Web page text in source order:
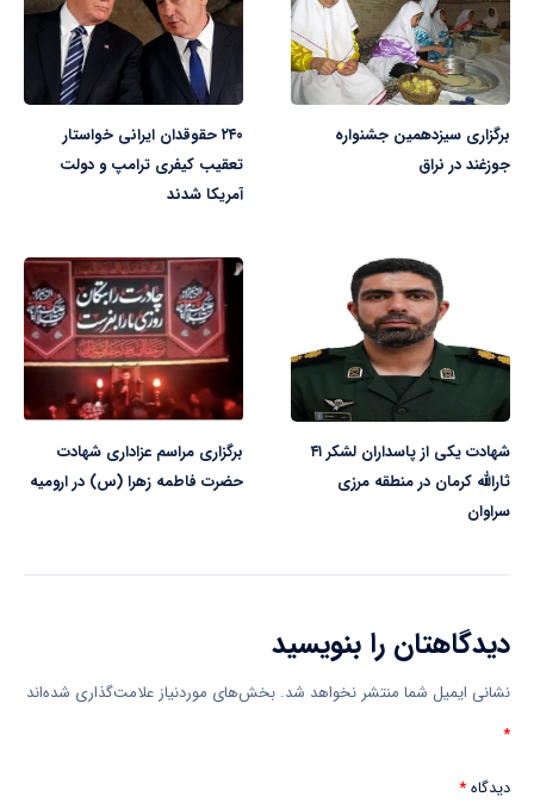
برگزاری سیزدهمین جشنواره
جوزغند در نراق
۲۴۰ حقوقدان ایرانی خواستار
تعقیب کیفری ترامپ و دولت
آمریکا شدند
شهادت یکی از پاسداران لشکر ۴۱
ثارالله کرمان در منطقه مرزی
سراوان
برگزاری مراسم عزاداری شهادت
حضرت فاطمه زهرا (س) در ارومیه
دیدگاهتان را بنویسید
نشانی ایمیل شما منتشر نخواهد شد. بخش‌های موردنیاز علامت‌گذاری شده‌اند
*
دیدگاه*